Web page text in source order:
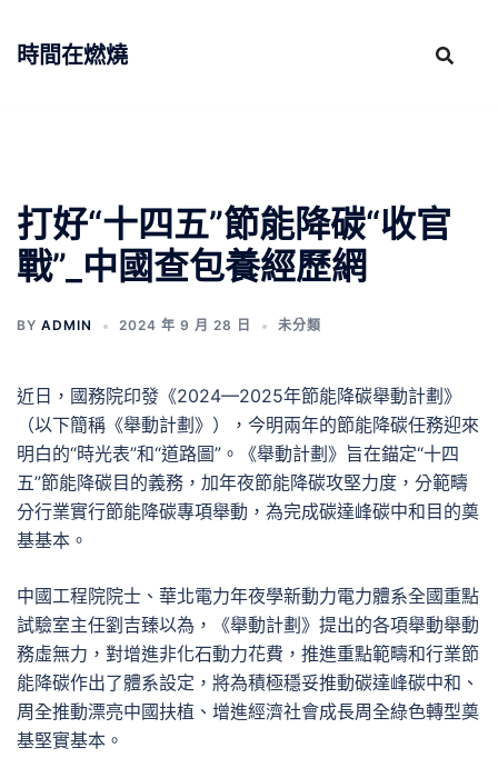
時間在燃燒
打好“十四五”節能降碳“收官
戰”_中國查包養經歷網
BY ADMIN 2024 年 9 月 28 日 未分類
近日，國務院印發《2024—2025年節能降碳舉動計劃》
（以下簡稱《舉動計劃》），今明兩年的節能降碳任務迎來
明白的“時光表”和“道路圖”。《舉動計劃》旨在錨定“十四
五”節能降碳目的義務，加年夜節能降碳攻堅力度，分範疇
分行業實行節能降碳專項舉動，為完成碳達峰碳中和目的奠
基基本。
中國工程院院士、華北電力年夜學新動力電力體系全國重點
試驗室主任劉吉臻以為，《舉動計劃》提出的各項舉動舉動
務虛無力，對增進非化石動力花費，推進重點範疇和行業節
能降碳作出了體系設定，將為積極穩妥推動碳達峰碳中和、
周全推動漂亮中國扶植、增進經濟社會成長周全綠色轉型奠
基堅實基本。